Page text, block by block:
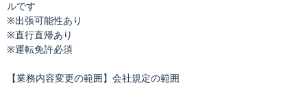
ルです
※出張可能性あり
※直行直帰あり
※運転免許必須
【業務内容変更の範囲】会社規定の範囲